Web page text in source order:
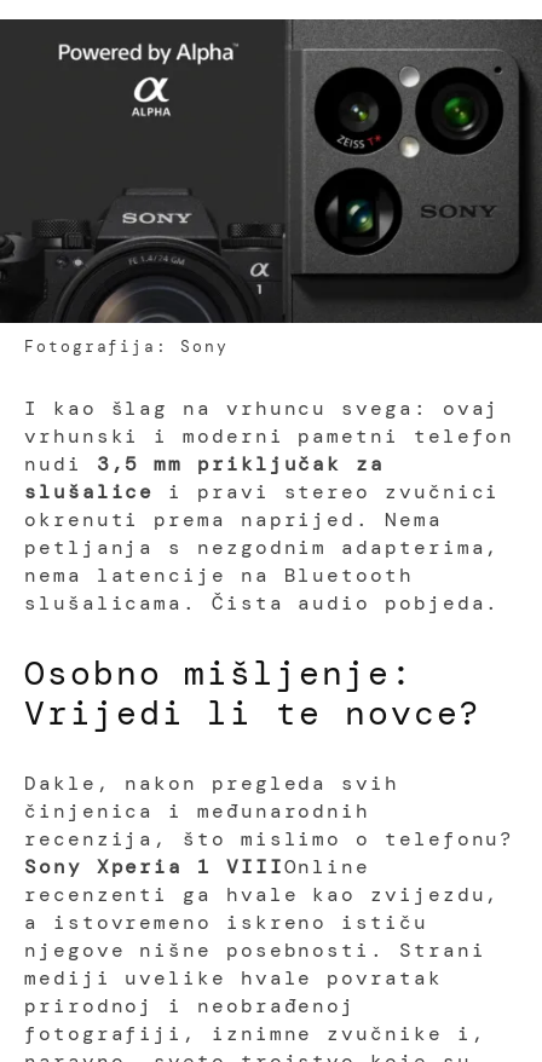
Fotografija: Sony
I kao šlag na vrhuncu svega: ovaj
vrhunski i moderni pametni telefon
nudi 3,5 mm priključak za
slušalice
i pravi stereo zvučnici
okrenuti prema naprijed. Nema
petljanja s nezgodnim adapterima,
nema latencije na Bluetooth
slušalicama. Čista audio pobjeda.
Osobno mišljenje:
Vrijedi li te novce?
Dakle, nakon pregleda svih
činjenica i međunarodnih
recenzija, što mislimo o telefonu?
Sony Xperia 1 VIIIOnline
recenzenti ga hvale kao zvijezdu,
a istovremeno iskreno ističu
njegove nišne posebnosti. Strani
mediji uvelike hvale povratak
prirodnoj i neobrađenoj
fotografiji, iznimne zvučnike i,